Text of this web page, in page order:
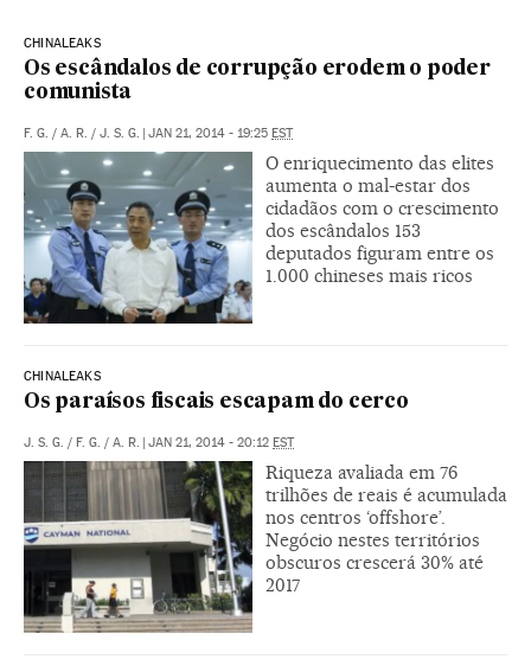
CHINALEAKS
Os escândalos de corrupção erodem o poder
comunista
F. G. / A. R. / J. S. G. | JAN 21, 2014 - 19:25 EST
O enriquecimento das elites
aumenta o mal-estar dos
cidadãos com o crescimento
dos escândalos 153
deputados figuram entre os
1.000 chineses mais ricos
CHINALEAKS
Os paraísos fiscais escapam do cerco
J. S. G. / F. G. / A. R. | JAN 21, 2014 - 20:12 EST
Riqueza avaliada em 76
trilhões de reais é acumulada
nos centros ‘offshore’.
Negócio nestes territórios
obscuros crescerá 30% até
2017